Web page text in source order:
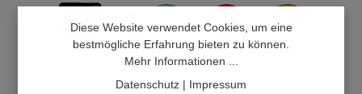
Diese Website verwendet Cookies, um eine
bestmögliche Erfahrung bieten zu können.
Mehr Informationen ...
Datenschutz | Impressum